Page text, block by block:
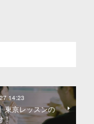
14:23
東京レッスンの
！